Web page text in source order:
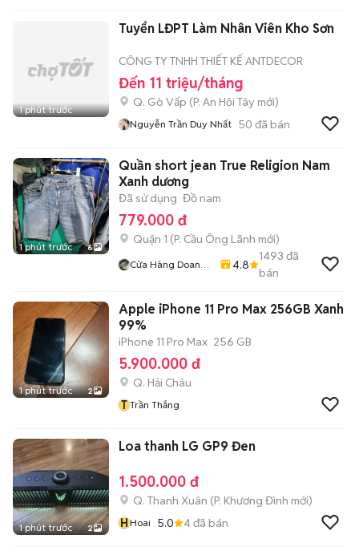
1 phút trước
Tuyển LĐPT Làm Nhân Viên Kho Sơn
CÔNG TY TNHH THIẾT KẾ ANTDECOR
Đến 11 triệu/tháng
Q. Gò Vấp (P. An Hội Tây mới)
Nguyễn Trần Duy Nhất 50 đã bán
1 phút trước 6
Quần short jean True Religion Nam
Xanh dương
Đã sử dụng Đồ nam
779.000 đ
Quận 1 (P. Cầu Ông Lãnh mới)
Cửa Hàng Doan
4.8
1493 đã
bán
1 phút trước 2
Apple iPhone 11 Pro Max 256GB Xanh
99%
iPhone 11 Pro Max 256 GB
5.900.000 đ
Q. Hải Châu
T Trần Thắng
1 phút trước 2
Loa thanh LG GP9 Đen
1.500.000 đ
Q. Thanh Xuân (P. Khương Đình mới)
HHoai 5.0 4đã bán